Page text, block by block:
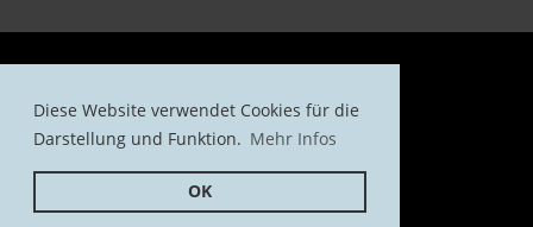
Diese Website verwendet Cookies für die
Darstellung und Funktion. Mehr Infos
OK
Copyright H2O - DIE Tauchschule